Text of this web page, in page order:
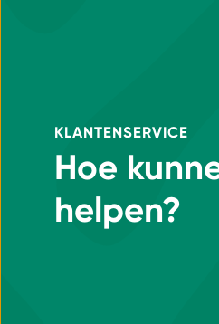
KLANTENSERVICE
Hoe
helpen?